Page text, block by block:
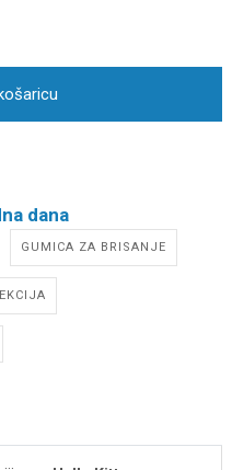
dana
GUMICA ZA BRISANJE